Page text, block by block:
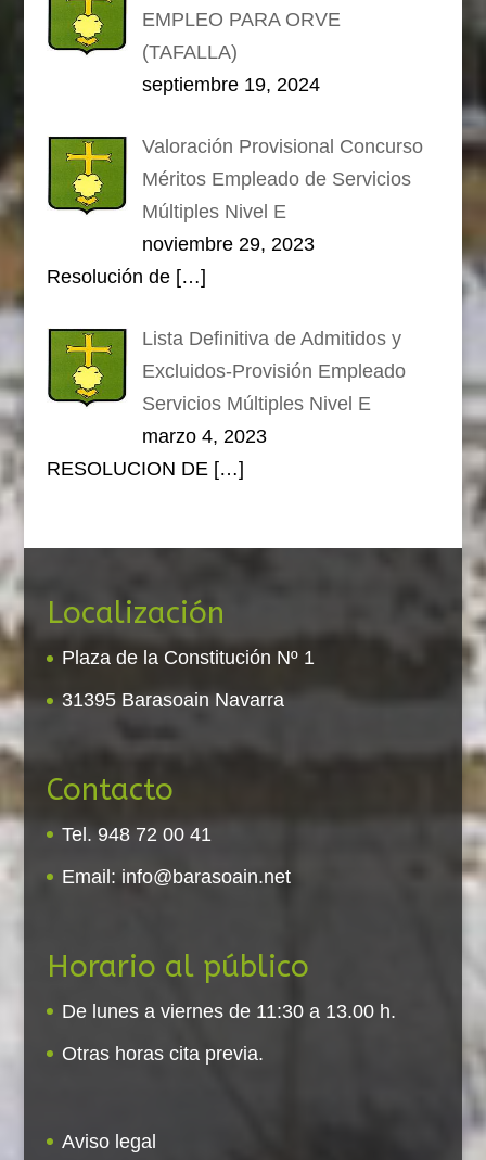
EMPLEO PARA ORVE
(TAFALLA)
septiembre 19, 2024
Valoración Provisional Concurso
Méritos Empleado de Servicios
Múltiples Nivel E
noviembre 29, 2023
Resolución de […]
Lista Definitiva de Admitidos y
Excluidos-Provisión Empleado
Servicios Múltiples Nivel E
marzo 4, 2023
RESOLUCION DE […]
Localización
Plaza de la Constitución Nº 1
31395 Barasoain Navarra
Contacto
Tel. 948 72 00 41
Email: info@barasoain.net
Horario al público
De lunes a viernes de 11:30 a 13.00 h.
Otras horas cita previa.
Aviso legal